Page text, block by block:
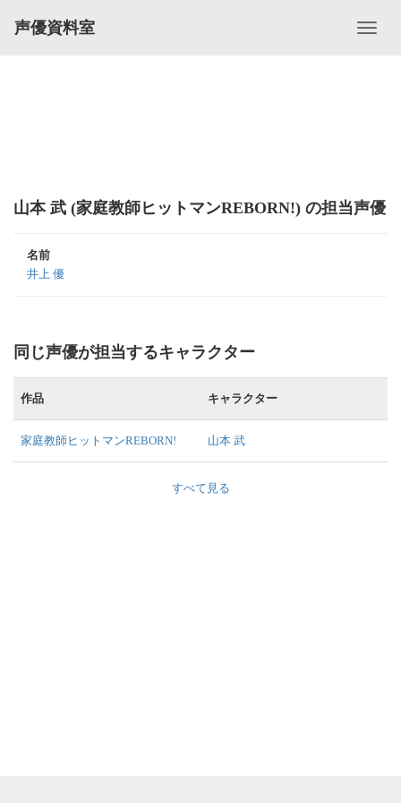
声優資料室
山本 武 (家庭教師ヒットマンREBORN!) の担当声優
名前
井上 優
同じ声優が担当するキャラクター
作品 キャラクター
家庭教師ヒットマンREBORN! 山本 武
すべて見る